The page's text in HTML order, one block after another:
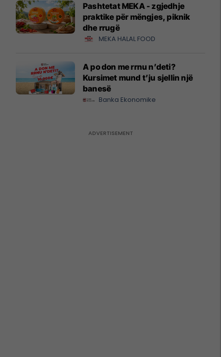
Pashtetat MEKA - zgjedhje
praktike për mëngjes, piknik
dhe rrugë
MEKA HALAL FOOD
A po don me rrnu n’deti?
Kursimet mund t’ju sjellin një
banesë
Banka Ekonomike